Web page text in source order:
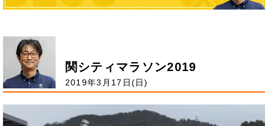
関シティマラソン2019
2019年3月17日(日)